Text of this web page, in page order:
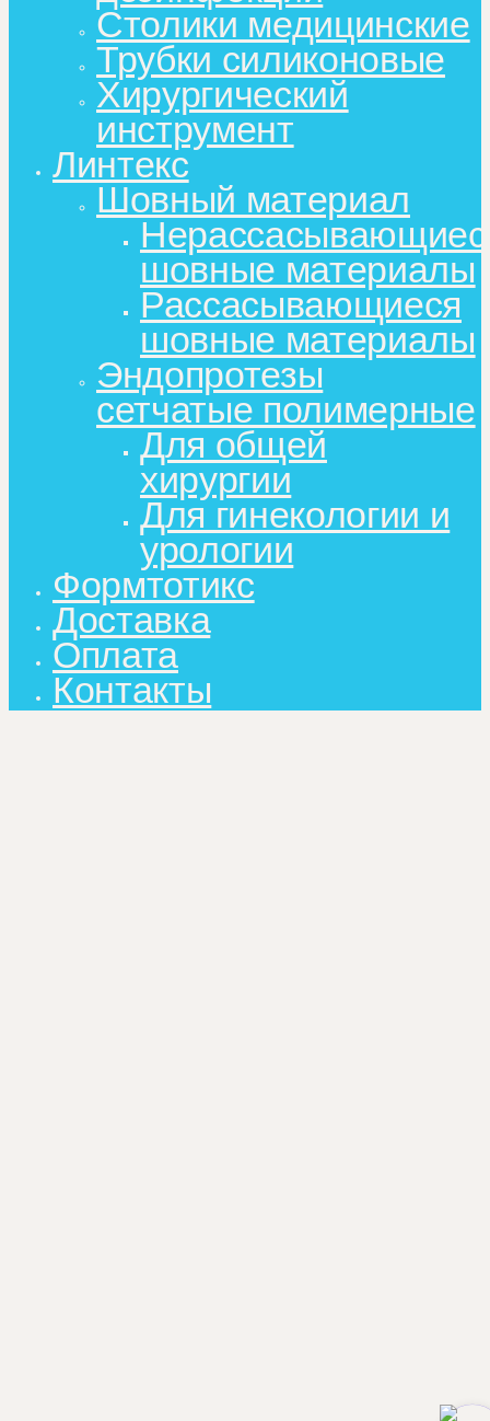
Столики медицинские
Трубки силиконовые
Хирургический
инструмент
Линтекс
Шовный материал
шовные материалы
Рассасывающиеся
шовные материалы
Эндопротезы
сетчатые полимерные
Для общей
хирургии
Для гинекологии и
урологии
Формтотикс
Доставка
Оплата
Контакты